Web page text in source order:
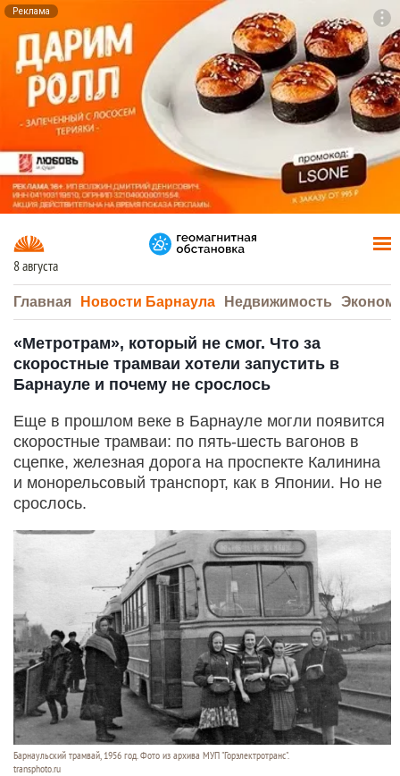
Реклама
8 августа
Главная Новости Барнаула Недвижимость
«Метротрам», который не смог. Что за
скоростные трамваи хотели запустить в
Барнауле и почему не срослось
Еще в прошлом веке в Барнауле могли появится
скоростные трамваи: по пять-шесть вагонов в
сцепке, железная дорога на проспекте Калинина
и монорельсовый транспорт, как в Японии. Но не
срослось.
Барнаульский трамвай, 1956 год. Фото из архива МУП "Горэлектротранс".
transphoto.ru